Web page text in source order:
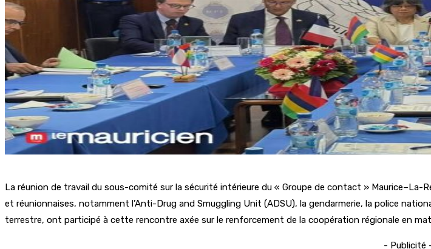
La réunion de travail du sous-comité sur la sécurité intérieure du « Groupe de contact »
et réunionnaises, notamment l’Anti-Drug and Smuggling Unit (ADSU), la gendarmerie, la police
terrestre, ont participé à cette rencontre axée sur le renforcement de la coopération régionale en
- Publicité